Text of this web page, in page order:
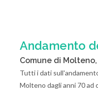
Andamento
Comune di
Tutti i dati
Molteno dagli anni 70 ad